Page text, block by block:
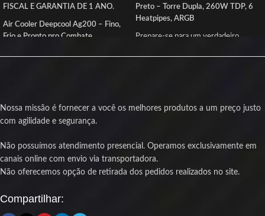
FISCAL E GARANTIA DE 1 ANO.
Air Cooler Deepcool Ag200 – Fino,
Frio e Pronto pro Combate
dissipador desenhado na régua, esse
cooler entrega performance fria sem
de extração.
A fan PWM de 92mm manda um
fluxo de ar balanceado na medida, pra
mesmo quando o jogo tá pegando
fogo e o alt-tab tá funcionando como
Preto – Torre Dupla, 260W TDP, 6
Heatpipes, ARGB
Prepare-se para um verdadeiro
120mm eseis heatpipes , ele entrega
ideais mesmo sob carga pesada.
Ideal para gamers, overclockers e
entusiastas que exigem performance
Nossa missão é fornecer a você os melhores produtos a um preço justo
com agilidade e segurança.
Não possuímos atendimento presencial. Operamos exclusivamente em
canais online com envio via transportadora.
Não oferecemos opção de retirada dos pedidos realizados no site.
Compartilhar: